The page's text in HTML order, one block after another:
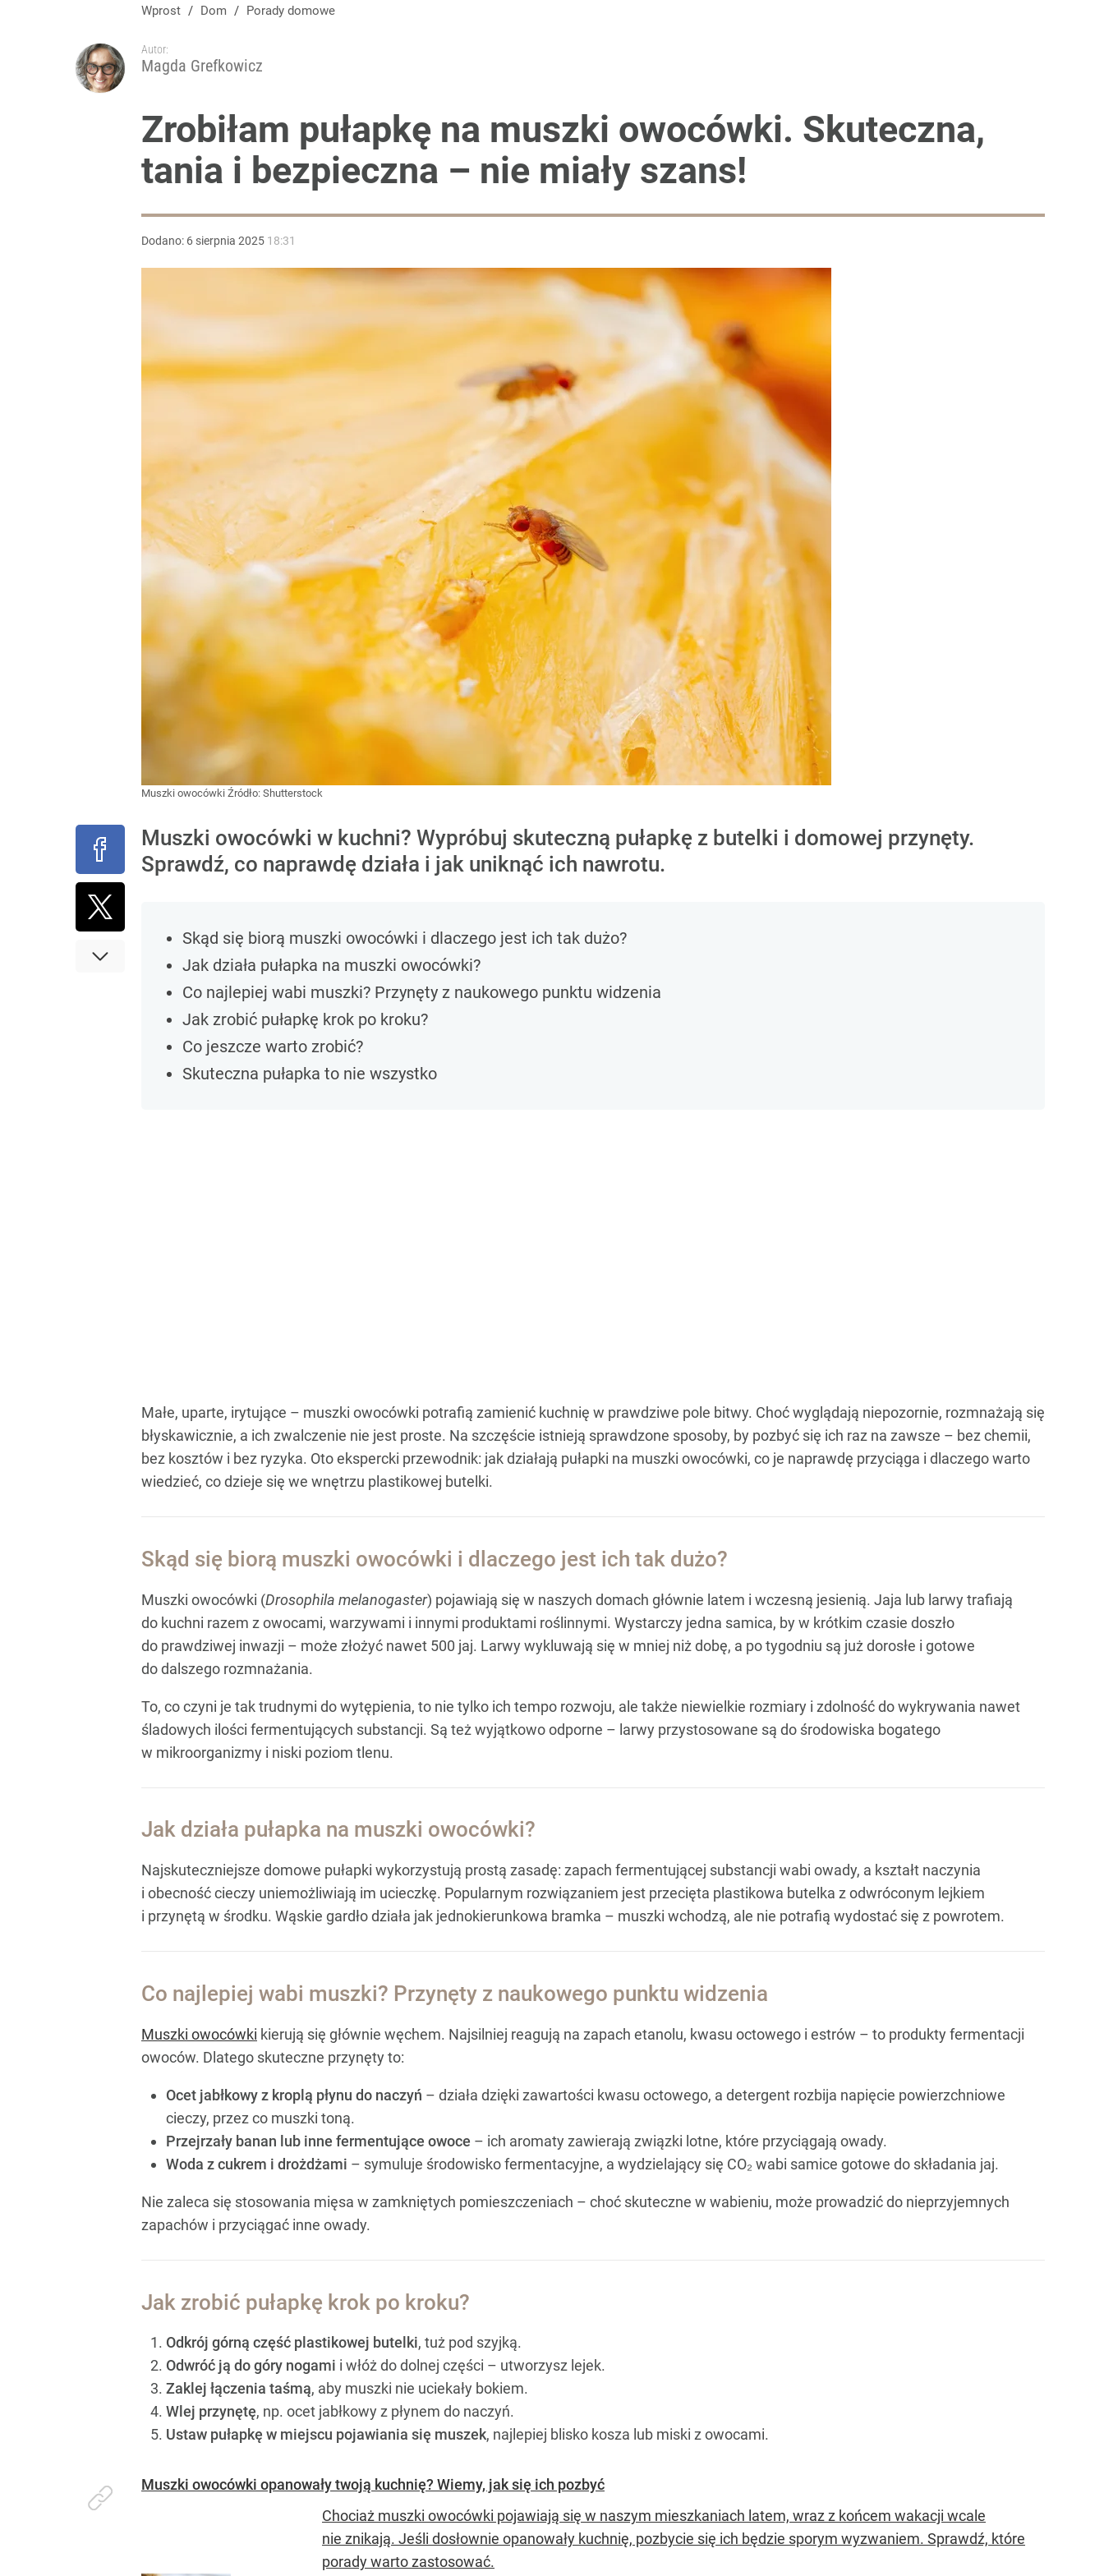
Wprost / Dom / Porady domowe
Autor:
Magda Grefkowicz
Zrobiłam pułapkę na muszki owocówki. Skuteczna,
tania i bezpieczna – nie miały szans!
Dodano: 6 sierpnia 2025 18:31
Muszki owocówki Źródło: Shutterstock
Muszki owocówki w kuchni? Wypróbuj skuteczną pułapkę z butelki i domowej przynęty.
Sprawdź, co naprawdę działa i jak uniknąć ich nawrotu.
Skąd się biorą muszki owocówki i dlaczego jest ich tak dużo?
Jak działa pułapka na muszki owocówki?
Co najlepiej wabi muszki? Przynęty z naukowego punktu widzenia
Jak zrobić pułapkę krok po kroku?
Co jeszcze warto zrobić?
Skuteczna pułapka to nie wszystko
Małe, uparte, irytujące – muszki owocówki potrafią zamienić kuchnię w prawdziwe pole bitwy. Choć wyglądają niepozornie, rozmnażają się
błyskawicznie, a ich zwalczenie nie jest proste. Na szczęście istnieją sprawdzone sposoby, by pozbyć się ich raz na zawsze – bez chemii,
bez kosztów i bez ryzyka. Oto ekspercki przewodnik: jak działają pułapki na muszki owocówki, co je naprawdę przyciąga i dlaczego warto
wiedzieć, co dzieje się we wnętrzu plastikowej butelki.
Skąd się biorą muszki owocówki i dlaczego jest ich tak dużo?
Muszki owocówki (Drosophila melanogaster) pojawiają się w naszych domach głównie latem i wczesną jesienią. Jaja lub larwy trafiają
do kuchni razem z owocami, warzywami i innymi produktami roślinnymi. Wystarczy jedna samica, by w krótkim czasie doszło
do prawdziwej inwazji – może złożyć nawet 500 jaj. Larwy wykluwają się w mniej niż dobę, a po tygodniu są już dorosłe i gotowe
do dalszego rozmnażania.
To, co czyni je tak trudnymi do wytępienia, to nie tylko ich tempo rozwoju, ale także niewielkie rozmiary i zdolność do wykrywania nawet
śladowych ilości fermentujących substancji. Są też wyjątkowo odporne – larwy przystosowane są do środowiska bogatego
w mikroorganizmy i niski poziom tlenu.
Jak działa pułapka na muszki owocówki?
Najskuteczniejsze domowe pułapki wykorzystują prostą zasadę: zapach fermentującej substancji wabi owady, a kształt naczynia
i obecność cieczy uniemożliwiają im ucieczkę. Popularnym rozwiązaniem jest przecięta plastikowa butelka z odwróconym lejkiem
i przynętą w środku. Wąskie gardło działa jak jednokierunkowa bramka – muszki wchodzą, ale nie potrafią wydostać się z powrotem.
Co najlepiej wabi muszki? Przynęty z naukowego punktu widzenia
Muszki owocówki kierują się głównie węchem. Najsilniej reagują na zapach etanolu, kwasu octowego i estrów – to produkty fermentacji
owoców. Dlatego skuteczne przynęty to:
Ocet jabłkowy z kroplą płynu do naczyń – działa dzięki zawartości kwasu octowego, a detergent rozbija napięcie powierzchniowe
cieczy, przez co muszki toną.
Przejrzały banan lub inne fermentujące owoce – ich aromaty zawierają związki lotne, które przyciągają owady.
Woda z cukrem i drożdżami – symuluje środowisko fermentacyjne, a wydzielający się CO₂ wabi samice gotowe do składania jaj.
Nie zaleca się stosowania mięsa w zamkniętych pomieszczeniach – choć skuteczne w wabieniu, może prowadzić do nieprzyjemnych
zapachów i przyciągać inne owady.
Jak zrobić pułapkę krok po kroku?
Odkrój górną część plastikowej butelki, tuż pod szyjką.
Odwróć ją do góry nogami i włóż do dolnej części – utworzysz lejek.
Zaklej łączenia taśmą, aby muszki nie uciekały bokiem.
Wlej przynętę, np. ocet jabłkowy z płynem do naczyń.
Ustaw pułapkę w miejscu pojawiania się muszek, najlepiej blisko kosza lub miski z owocami.
Muszki owocówki opanowały twoją kuchnię? Wiemy, jak się ich pozbyć
Chociaż muszki owocówki pojawiają się w naszym mieszkaniach latem, wraz z końcem wakacji wcale
nie znikają. Jeśli dosłownie opanowały kuchnię, pozbycie się ich będzie sporym wyzwaniem. Sprawdź, które
porady warto zastosować.